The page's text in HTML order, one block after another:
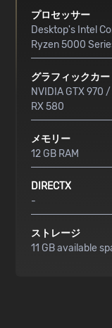
プロセッサー
Desktop's Intel
Ryzen 5000
グラフィックカー
NVIDIA GTX 970
RX 580
メモリー
12 GB RAM
DIRECTX
-
ストレージ
11 GB available